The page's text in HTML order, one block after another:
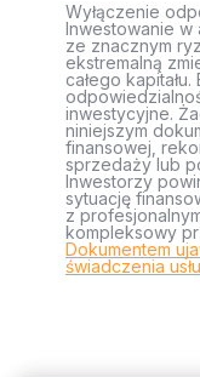
Wyłączenie
Inwestowanie
ze znacznym
ekstremalną
całego
inwestycyjne.
niniejszym
finansowej,
sprzedaży lub
Inwestorzy
sytuację
z
kompleksowy
Dokumentem
świadczenia